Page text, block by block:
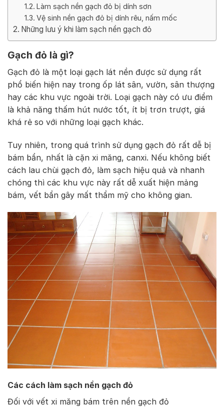
Làm sạch nền gạch đỏ bị dính sơn
Vệ sinh nền gạch đỏ bị dính rêu, nấm mốc
Những lưu ý khi làm sạch nền gạch đỏ
Gạch đỏ là gì?
Gạch đỏ là một loại gạch lát nền được sử dụng rất
phổ biến hiện nay trong ốp lát sân, vườn, sân thượng
hay các khu vực ngoài trời. Loại gạch này có ưu điểm
là khả năng thấm hút nước tốt, ít bị trơn trượt, giá
khá rẻ so với những loại gạch khác.
Tuy nhiên, trong quá trình sử dụng gạch đỏ rất dễ bị
bám bẩn, nhất là cặn xi măng, canxi. Nếu không biết
cách lau chùi gạch đỏ, làm sạch hiệu quả và nhanh
chóng thì các khu vực này rất dễ xuất hiện mảng
bám, vết bẩn gây mất thẩm mỹ cho không gian.
Các cách làm sạch nền gạch đỏ
Đối với vết xi măng bám trên nền gạch đỏ